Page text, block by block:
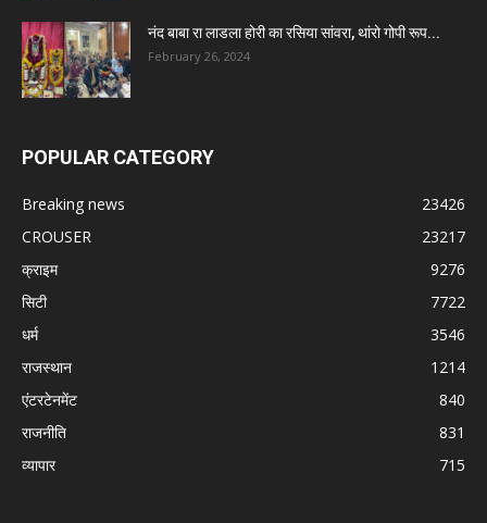
नंद बाबा रा लाडला होरी का रसिया सांवरा, थांरो गोपी रूप...
February 26, 2024
POPULAR CATEGORY
Breaking news
23426
CROUSER
23217
क्राइम
9276
सिटी
7722
धर्म
3546
राजस्थान
1214
एंटरटेनमेंट
840
राजनीति
831
व्यापार
715